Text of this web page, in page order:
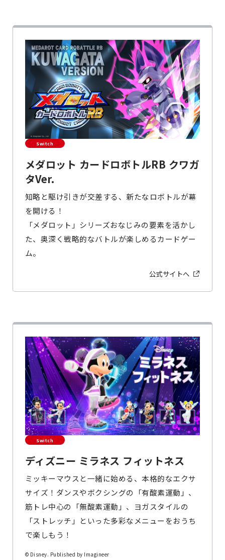
Switch
メダロット カードロボトルRB クワガ
タVer.
知略と駆け引きが交差する、新たなロボトルが幕
を開ける！
「メダロット」シリーズおなじみの要素を活かし
た、奥深く戦略的なバトルが楽しめるカードゲー
ム。
公式サイトへ
Switch
ディズニー ミラネス フィットネス
ミッキーマウスと一緒に始める、本格的なエクサ
サイズ！ダンスやボクシングの「有酸素運動」、
筋トレ中心の「無酸素運動」、ヨガスタイルの
「ストレッチ」といった多彩なメニューをおうち
で楽しもう！
© Disney. Published by Imagineer